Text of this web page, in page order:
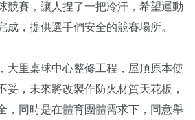
競賽，讓人捏了一把冷汗，希望運動
成，提供選手們安全的競賽場所。
大里桌球中心整修工程，屋頂原本使
妥，未來將改製作防火材質天花板，
，同時是在體育團體需求下，同意舉